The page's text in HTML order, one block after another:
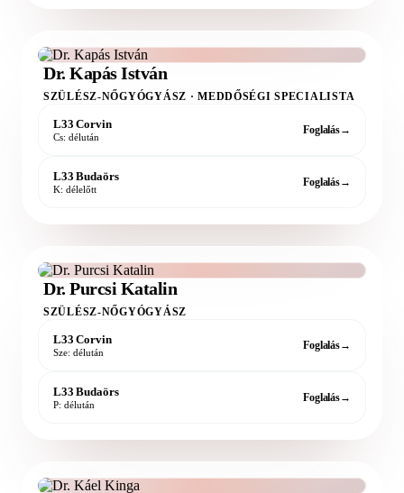
Dr. Kapás István
SZÜLÉSZ-NŐGYÓGYÁSZ · MEDDŐSÉGI SPECIALISTA
L33 Corvin
Cs: délután
Foglalás→
L33 Budaörs
K: délelőtt
Foglalás→
Dr. Purcsi Katalin
SZÜLÉSZ-NŐGYÓGYÁSZ
L33 Corvin
Sze: délután
Foglalás→
L33 Budaörs
P: délután
Foglalás→